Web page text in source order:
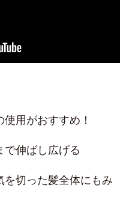
用がおすすめ！
伸ばし広げる
切った髪全体にもみ